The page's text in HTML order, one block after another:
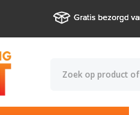
Gratis bezorgd